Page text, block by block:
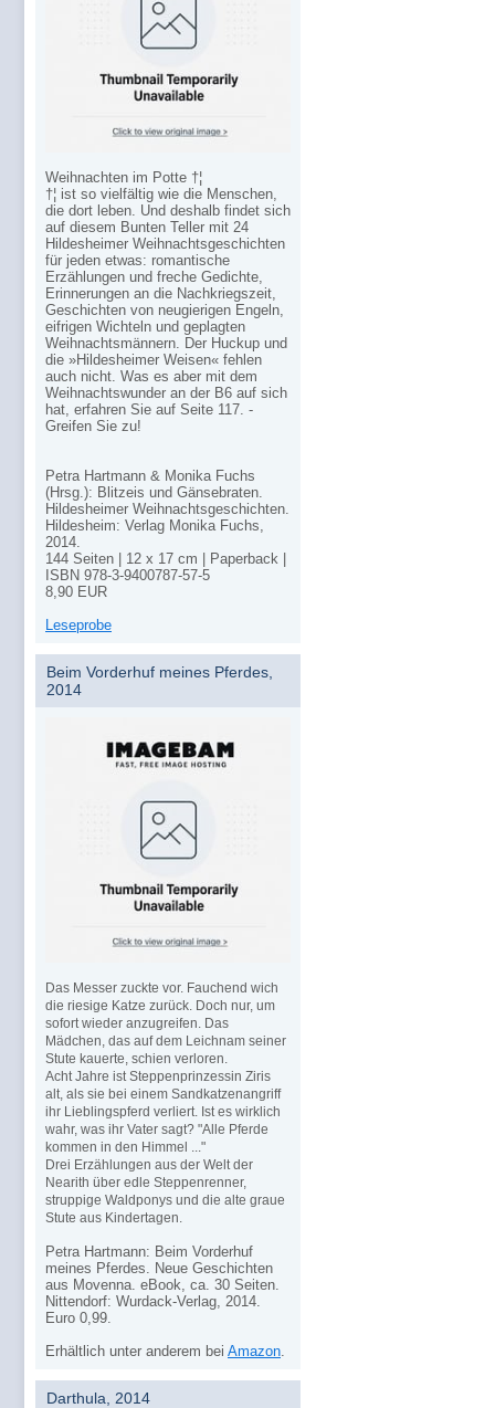
Weihnachten im Potte †¦
†¦ ist so vielfältig wie die Menschen,
die dort leben. Und deshalb findet sich
auf diesem Bunten Teller mit 24
Hildesheimer Weihnachtsgeschichten
für jeden etwas: romantische
Erzählungen und freche Gedichte,
Erinnerungen an die Nachkriegszeit,
Geschichten von neugierigen Engeln,
eifrigen Wichteln und geplagten
Weihnachtsmännern. Der Huckup und
die »Hildesheimer Weisen« fehlen
auch nicht. Was es aber mit dem
Weihnachtswunder an der B6 auf sich
hat, erfahren Sie auf Seite 117. -
Greifen Sie zu!
Petra Hartmann & Monika Fuchs
(Hrsg.): Blitzeis und Gänsebraten.
Hildesheimer Weihnachtsgeschichten.
Hildesheim: Verlag Monika Fuchs,
2014.
144 Seiten | 12 x 17 cm | Paperback |
ISBN 978-3-9400787-57-5
8,90 EUR
Leseprobe
Beim Vorderhuf meines Pferdes,
2014
Das Messer zuckte vor. Fauchend wich
die riesige Katze zurück. Doch nur, um
sofort wieder anzugreifen. Das
Mädchen, das auf dem Leichnam seiner
Stute kauerte, schien verloren.
Acht Jahre ist Steppenprinzessin Ziris
alt, als sie bei einem Sandkatzenangriff
ihr Lieblingspferd verliert. Ist es wirklich
wahr, was ihr Vater sagt? "Alle Pferde
kommen in den Himmel ..."
Drei Erzählungen aus der Welt der
Nearith über edle Steppenrenner,
struppige Waldponys und die alte graue
Stute aus Kindertagen.
Petra Hartmann: Beim Vorderhuf
meines Pferdes. Neue Geschichten
aus Movenna. eBook, ca. 30 Seiten.
Nittendorf: Wurdack-Verlag, 2014.
Euro 0,99.
Erhältlich unter anderem bei Amazon.
Darthula, 2014